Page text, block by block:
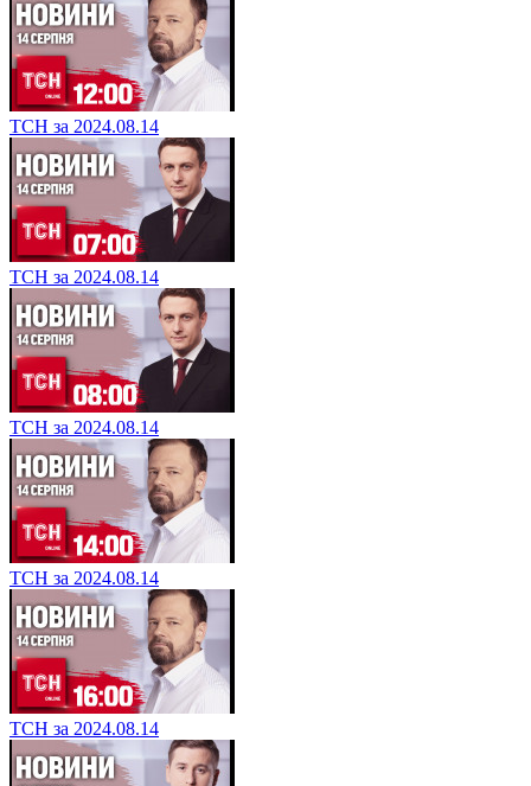
ТСН за 2024.08.14
ТСН за 2024.08.14
ТСН за 2024.08.14
ТСН за 2024.08.14
ТСН за 2024.08.14